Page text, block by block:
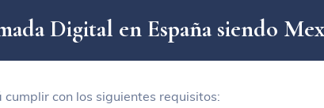
ada Digital en España siendo Mex
con los siguientes requisitos: